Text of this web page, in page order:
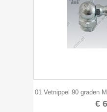
01 Vetnippel 90 graden
€